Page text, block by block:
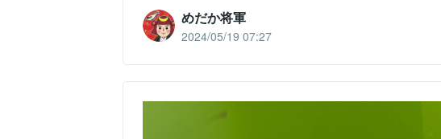
めだか将軍
2024/05/19 07:27